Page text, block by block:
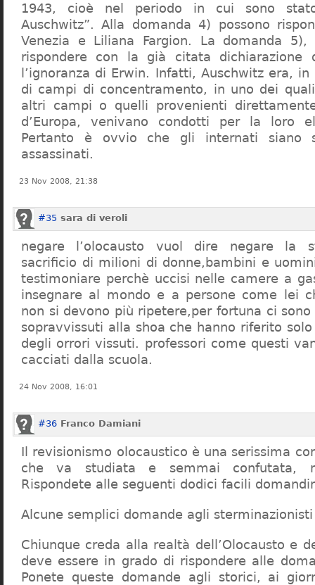
1943, cioè nel periodo in cui sono
Auschwitz”. Alla domanda 4) possono
Venezia e Liliana Fargion. La domanda
rispondere con la già citata dichiarazione
l’ignoranza di Erwin. Infatti, Auschwitz era,
di campi di concentramento, in uno dei
altri campi o quelli provenienti
d’Europa, venivano condotti per la loro
Pertanto è ovvio che gli internati siano
assassinati.
23 Nov 2008, 21:38
#35 sara di veroli
negare l’olocausto vuol dire negare la
sacrificio di milioni di donne,bambini e
testimoniare perchè uccisi nelle camere a
insegnare al mondo e a persone come lei
non si devono più ripetere,per fortuna ci
sopravvissuti alla shoa che hanno riferito
degli orrori vissuti. professori come questi
cacciati dalla scuola.
24 Nov 2008, 16:01
#36 Franco Damiani
Il revisionismo olocaustico è una serissima
che va studiata e semmai confutata,
Rispondete alle seguenti dodici facili
Alcune semplici domande agli sterminazionisti
Chiunque creda alla realtà dell’Olocausto e
deve essere in grado di rispondere alle
Ponete queste domande agli storici, ai